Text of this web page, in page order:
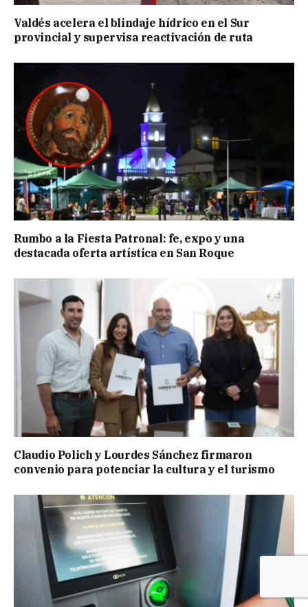
Valdés acelera el blindaje hídrico en el Sur
provincial y supervisa reactivación de ruta
Rumbo a la Fiesta Patronal: fe, expo y una
destacada oferta artística en San Roque
Claudio Polich y Lourdes Sánchez firmaron
convenio para potenciar la cultura y el turismo